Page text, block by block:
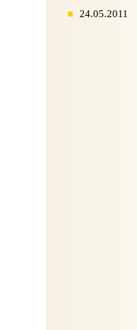
24.05.2011